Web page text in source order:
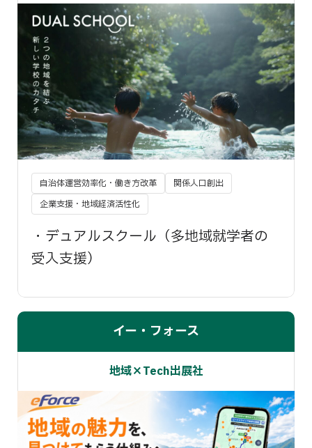
自治体運営効率化・働き方改革
関係人口創出
企業支援・地域経済活性化
・デュアルスクール（多地域就学者の
受入支援）
イー・フォース
地域×Tech出展社